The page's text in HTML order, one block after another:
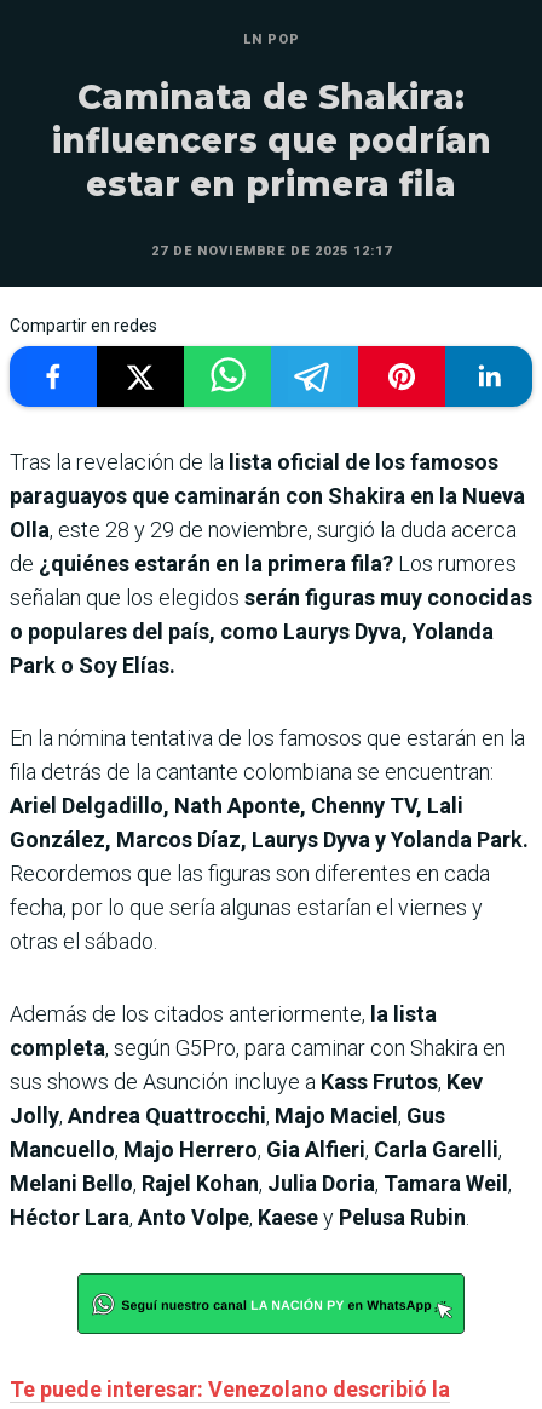
LN POP
Caminata de Shakira:
influencers que podrían
estar en primera fila
27 DE NOVIEMBRE DE 2025 12:17
Compartir en redes
Tras la revelación de la lista oficial de los famosos
paraguayos que caminarán con Shakira en la Nueva
Olla, este 28 y 29 de noviembre, surgió la duda acerca
de ¿quiénes estarán en la primera fila? Los rumores
señalan que los elegidos serán figuras muy conocidas
o populares del país, como Laurys Dyva, Yolanda
Park o Soy Elías.
En la nómina tentativa de los famosos que estarán en la
fila detrás de la cantante colombiana se encuentran:
Ariel Delgadillo, Nath Aponte, Chenny TV, Lali
González, Marcos Díaz, Laurys Dyva yYolanda Park.
Recordemos que las figuras son diferentes en cada
fecha, por lo que sería algunas estarían el viernes y
otras el sábado.
Además de los citados anteriormente, la lista
completa, según G5Pro, para caminar con Shakira en
sus shows de Asunción incluye a Kass Frutos, Kev
Jolly, Andrea Quattrocchi, Majo Maciel , Gus
Mancuello, Majo Herrero, Gia Alfieri, Carla Garelli,
Melani Bello, Rajel Kohan, Julia Doria, Tamara Weil ,
Héctor Lara, Anto Volpe, Kaesey Pelusa Rubin.
Te puede interesar: Venezolano describió la